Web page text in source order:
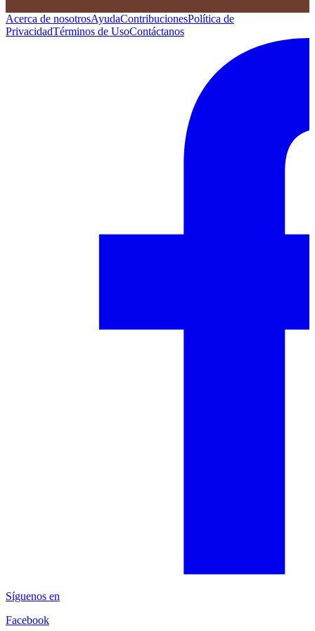
Acerca de nosotrosAyudaContribucionesPolítica de
PrivacidadTérminos de UsoContáctanos
Síguenos en
Facebook